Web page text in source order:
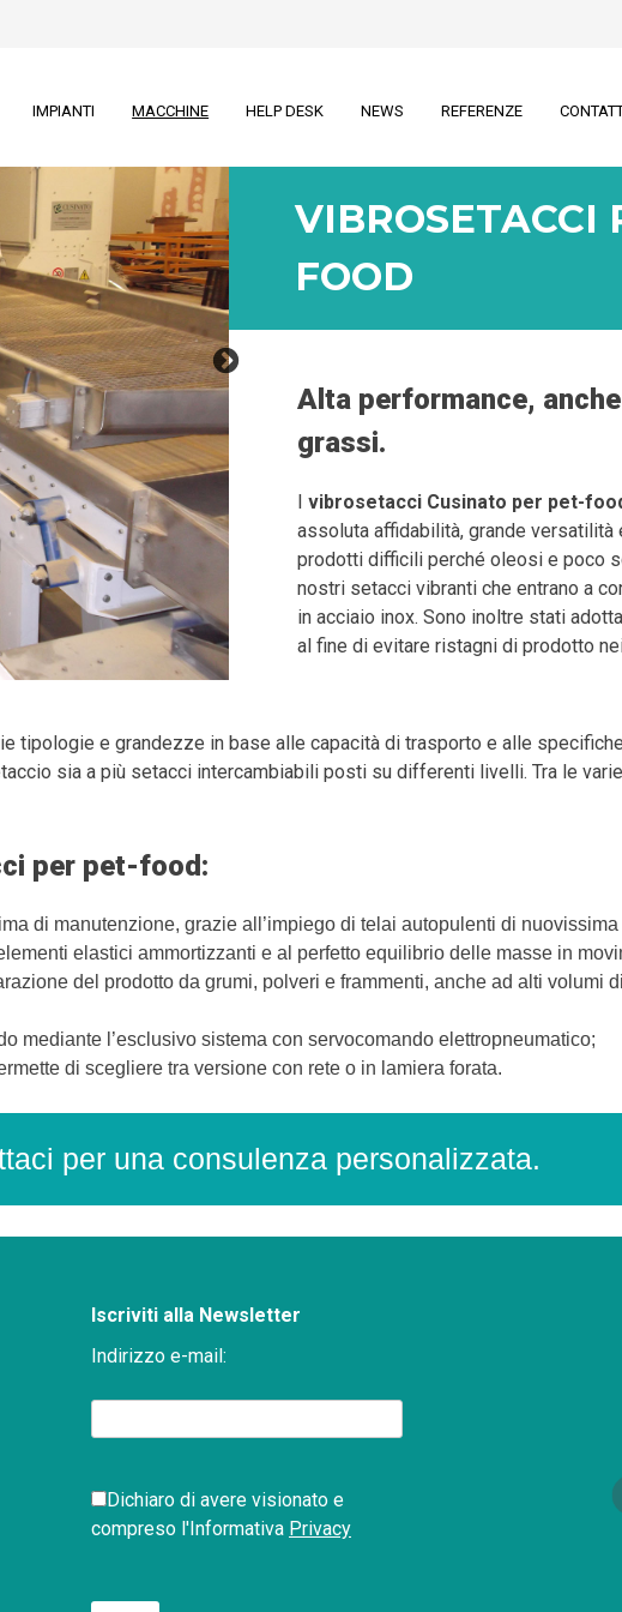
IMPIANTI MACCHINE HELP DESK NEWS REFERENZE
VIBROSETACCI
FOOD
Alta performance,
grassi.
vibrosetacci Cusinato per pet-
assoluta affidabilità, grande
prodotti difficili perché oleosi e poco
nostri setacci vibranti che entrano a
in acciaio inox. Sono inoltre stati
al fine di evitare ristagni di prodotto
tipologie e grandezze in base alle capacità di trasporto e alle
sia a più setacci intercambiabili posti su differenti livelli. Tra le
per pet-food:
di manutenzione, grazie all’impiego di telai autopulenti di
elastici ammortizzanti e al perfetto equilibrio delle masse in
del prodotto da grumi, polveri e frammenti, anche ad alti volumi
mediante l’esclusivo sistema con servocomando elettropneumatico;
di scegliere tra versione con rete o in lamiera forata.
per una consulenza personalizzata.
Iscriviti alla Newsletter
Indirizzo e-mail:
Dichiaro di avere visionato e
compreso l'Informativa Privacy